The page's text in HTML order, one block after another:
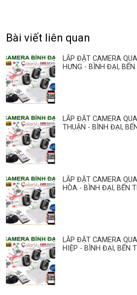
Bài viết liên quan
LẮP ĐẶT CAMERA
HƯNG - BÌNH ĐẠI, BẾN
LẮP ĐẶT CAMERA
THUẬN - BÌNH ĐẠI,
LẮP ĐẶT CAMERA
HÒA - BÌNH ĐẠI, BẾN
LẮP ĐẶT CAMERA
HIỆP - BÌNH ĐẠI, BẾN